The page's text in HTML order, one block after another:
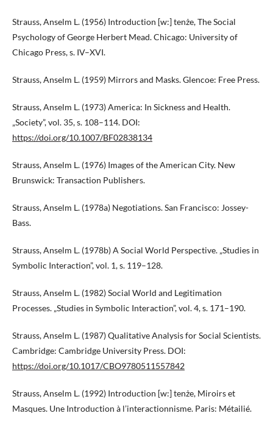
Strauss, Anselm L. (1956) Introduction [w:] tenże, The Social
Psychology of George Herbert Mead. Chicago: University of
Chicago Press, s. IV–XVI.
Strauss, Anselm L. (1959) Mirrors and Masks. Glencoe: Free Press.
Strauss, Anselm L. (1973) America: In Sickness and Health.
„Society”, vol. 35, s. 108–114. DOI:
https://doi.org/10.1007/BF02838134
Strauss, Anselm L. (1976) Images of the American City. New
Brunswick: Transaction Publishers.
Strauss, Anselm L. (1978a) Negotiations. San Francisco: Jossey-
Bass.
Strauss, Anselm L. (1978b) A Social World Perspective. „Studies in
Symbolic Interaction”, vol. 1, s. 119–128.
Strauss, Anselm L. (1982) Social World and Legitimation
Processes. „Studies in Symbolic Interaction”, vol. 4, s. 171–190.
Strauss, Anselm L. (1987) Qualitative Analysis for Social Scientists.
Cambridge: Cambridge University Press. DOI:
https://doi.org/10.1017/CBO9780511557842
Strauss, Anselm L. (1992) Introduction [w:] tenże, Miroirs et
Masques. Une Introduction à l’interactionnisme. Paris: Métailié.